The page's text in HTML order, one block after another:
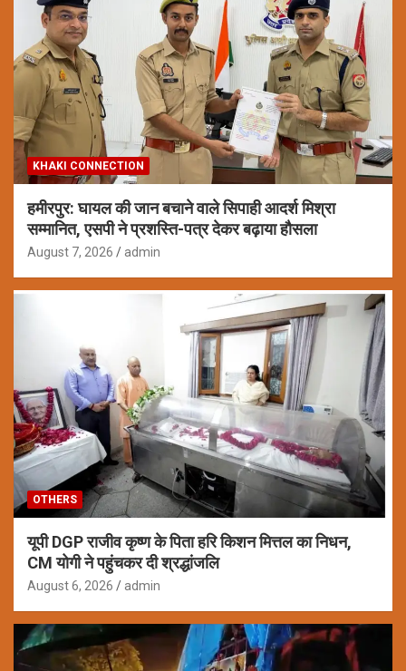
KHAKI CONNECTION
हमीरपुर: घायल की जान बचाने वाले सिपाही आदर्श मिश्रा
सम्मानित, एसपी ने प्रशस्ति-पत्र देकर बढ़ाया हौसला
August 7, 2026 admin
OTHERS
यूपी DGP राजीव कृष्ण के पिता हरि किशन मित्तल का निधन,
CM योगी ने पहुंचकर दी श्रद्धांजलि
August 6, 2026 admin